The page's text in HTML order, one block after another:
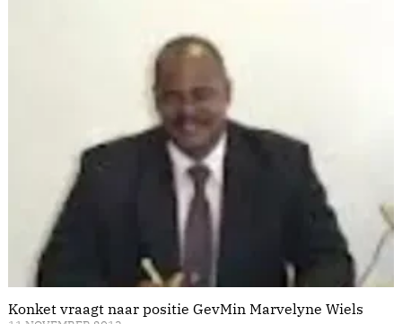
Konket vraagt naar positie GevMin Marvelyne Wiels